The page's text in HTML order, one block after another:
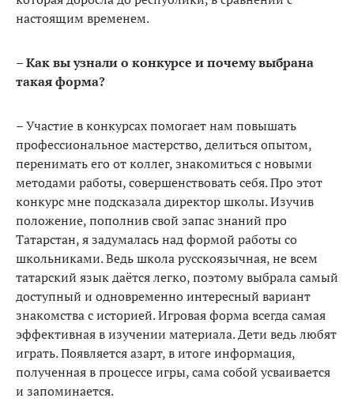
настоящим временем.
– Как вы узнали о конкурсе и почему выбрана
такая форма?
– Участие в конкурсах помогает нам повышать
профессиональное мастерство, делиться опытом,
перенимать его от коллег, знакомиться с новыми
методами работы, совершенствовать себя. Про этот
конкурс мне подсказала директор школы. Изучив
положение, пополнив свой запас знаний про
Татарстан, я задумалась над формой работы со
школьниками. Ведь школа русскоязычная, не всем
татарский язык даётся легко, поэтому выбрала самый
доступный и одновременно интересный вариант
знакомства с историей. Игровая форма всегда самая
эффективная в изучении материала. Дети ведь любят
играть. Появляется азарт, в итоге информация,
полученная в процессе игры, сама собой усваивается
и запоминается.